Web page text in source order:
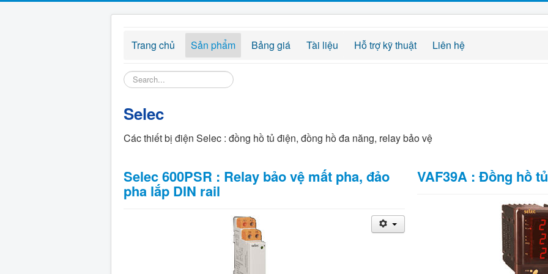
Trang chủ Sản phẩm Bảng giá Tài liệu Hỗ trợ kỹ thuật Liên hệ
Tìm
kiếm...
Selec
Các thiết bị điện Selec : đồng hồ tủ điện, đồng hồ đa năng, relay bảo vệ
Selec 600PSR : Relay bảo vệ mất pha, đảo
pha lắp DIN rail
VAF39A : Đồng hồ